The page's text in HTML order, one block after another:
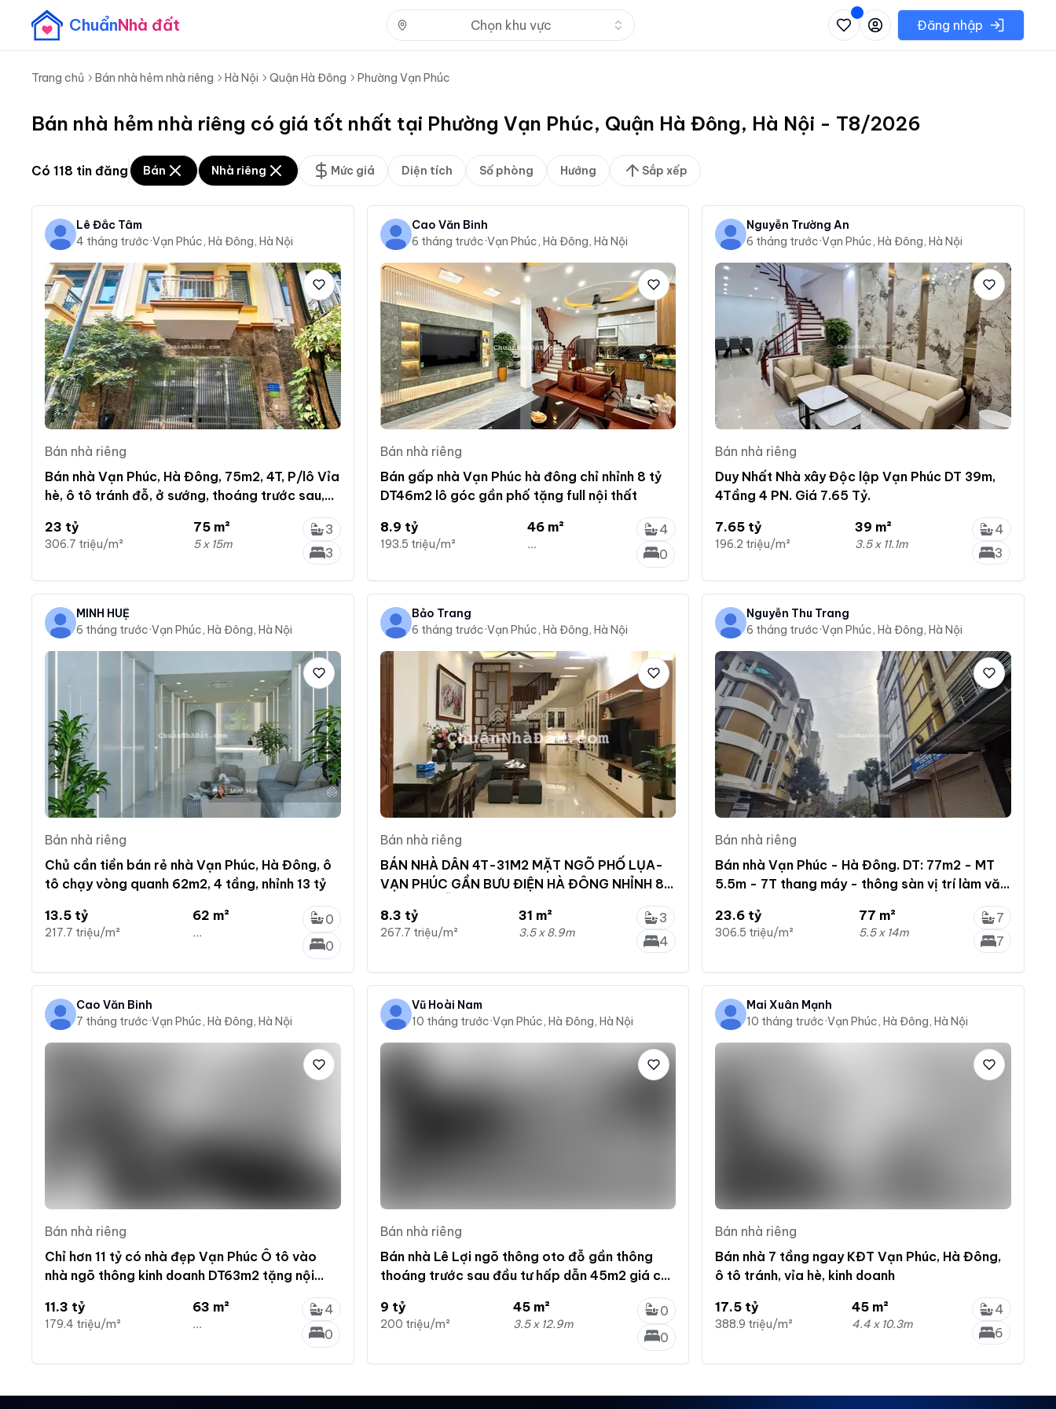
ChuẩnNhà đất Chọn khu vực Nhấn để mở danh sách các khu vực có thể chọnĐăng nhập
Trang chủ Bán nhà hẻm nhà riêng Hà Nội Quận Hà Đông Phường Vạn Phúc
Bán nhà hẻm nhà riêng có giá tốt nhất tại Phường Vạn Phúc, Quận Hà Đông, Hà Nội - T8/2026
Có 118 tin đăng Bán Nhà riêng Mức giá Diện tích Số phòng Hướng Sắp xếp
Lê Đắc Tâm
4 tháng trước·Vạn Phúc, Hà Đông, Hà Nội
Bán nhà riêng
Bán nhà Vạn Phúc, Hà Đông, 75m2, 4T, P/lô Vỉa
hè, ô tô tránh đỗ, ở sướng, thoáng trước sau,
23 tỷ
306.7 triệu/m²
75 m²
5 x 15m
3
3
Cao Văn Binh
6 tháng trước·Vạn Phúc, Hà Đông, Hà Nội
Bán nhà riêng
Bán gấp nhà Vạn Phúc hà đông chỉ nhỉnh 8 tỷ
DT46m2 lô góc gần phố tặng full nội thất
8.9 tỷ
193.5 triệu/m²
46 m²
...
4
0
Nguyễn Trường An
6 tháng trước·Vạn Phúc, Hà Đông, Hà Nội
Bán nhà riêng
Duy Nhất Nhà xây Độc lập Vạn Phúc DT 39m,
4Tầng 4 PN. Giá 7.65 Tỷ.
7.65 tỷ
196.2 triệu/m²
39 m²
3.5 x 11.1m
4
3
MINH HUỆ
6 tháng trước·Vạn Phúc, Hà Đông, Hà Nội
Bán nhà riêng
Chủ cần tiền bán rẻ nhà Vạn Phúc, Hà Đông, ô
tô chạy vòng quanh 62m2, 4 tầng, nhỉnh 13 tỷ
13.5 tỷ
217.7 triệu/m²
62 m²
...
0
0
Bảo Trang
6 tháng trước·Vạn Phúc, Hà Đông, Hà Nội
Bán nhà riêng
BÁN NHÀ DÂN 4T-31M2 MẶT NGÕ PHỐ LỤA-
VẠN PHÚC GẦN BƯU ĐIỆN HÀ ĐÔNG NHỈNH 8
8.3 tỷ
267.7 triệu/m²
31 m²
3.5 x 8.9m
3
4
Nguyễn Thu Trang
6 tháng trước·Vạn Phúc, Hà Đông, Hà Nội
Bán nhà riêng
Bán nhà Vạn Phúc - Hà Đông. DT: 77m2 - MT
5.5m - 7T thang máy - thông sàn vị trí làm văn
23.6 tỷ
306.5 triệu/m²
77 m²
5.5 x 14m
7
7
Cao Văn Binh
7 tháng trước·Vạn Phúc, Hà Đông, Hà Nội
Bán nhà riêng
Chỉ hơn 11 tỷ có nhà đẹp Vạn Phúc Ô tô vào
nhà ngõ thông kinh doanh DT63m2 tặng nội
11.3 tỷ
179.4 triệu/m²
63 m²
...
4
0
Vũ Hoài Nam
10 tháng trước·Vạn Phúc, Hà Đông, Hà Nội
Bán nhà riêng
Bán nhà Lê Lợi ngõ thông oto đỗ gần thông
thoáng trước sau đầu tư hấp dẫn 45m2 giá chỉ
9 tỷ
200 triệu/m²
45 m²
3.5 x 12.9m
0
0
Mai Xuân Mạnh
10 tháng trước·Vạn Phúc, Hà Đông, Hà Nội
Bán nhà riêng
Bán nhà 7 tầng ngay KĐT Vạn Phúc, Hà Đông,
ô tô tránh, vỉa hè, kinh doanh
17.5 tỷ
388.9 triệu/m²
45 m²
4.4 x 10.3m
4
6